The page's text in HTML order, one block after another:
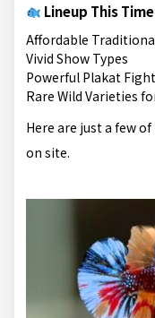
Lineup This Time
Affordable
Vivid Show Types
Powerful Plakat
Rare Wild Varieties
Here are just a few
on site.